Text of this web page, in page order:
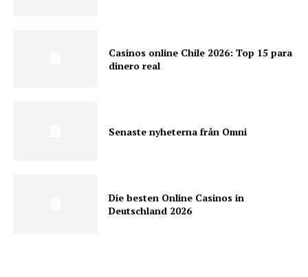
Casinos online Chile 2026: Top 15 para
dinero real
Senaste nyheterna från Omni
Die besten Online Casinos in
Deutschland 2026